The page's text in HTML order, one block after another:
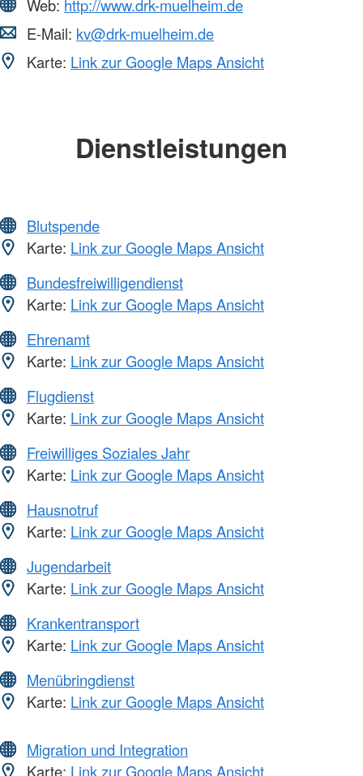
Web: http://www.drk-muelheim.de
E-Mail: kv@drk-muelheim.de
Karte: Link zur Google Maps Ansicht
Dienstleistungen
Blutspende
Karte: Link zur Google Maps Ansicht
Bundesfreiwilligendienst
Karte: Link zur Google Maps Ansicht
Ehrenamt
Karte: Link zur Google Maps Ansicht
Flugdienst
Karte: Link zur Google Maps Ansicht
Freiwilliges Soziales Jahr
Karte: Link zur Google Maps Ansicht
Hausnotruf
Karte: Link zur Google Maps Ansicht
Jugendarbeit
Karte: Link zur Google Maps Ansicht
Krankentransport
Karte: Link zur Google Maps Ansicht
Menübringdienst
Karte: Link zur Google Maps Ansicht
Migration und Integration
Karte: Link zur Google Maps Ansicht